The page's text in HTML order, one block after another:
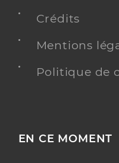
Crédits
Mentions
Politique de
EN CE MOMENT